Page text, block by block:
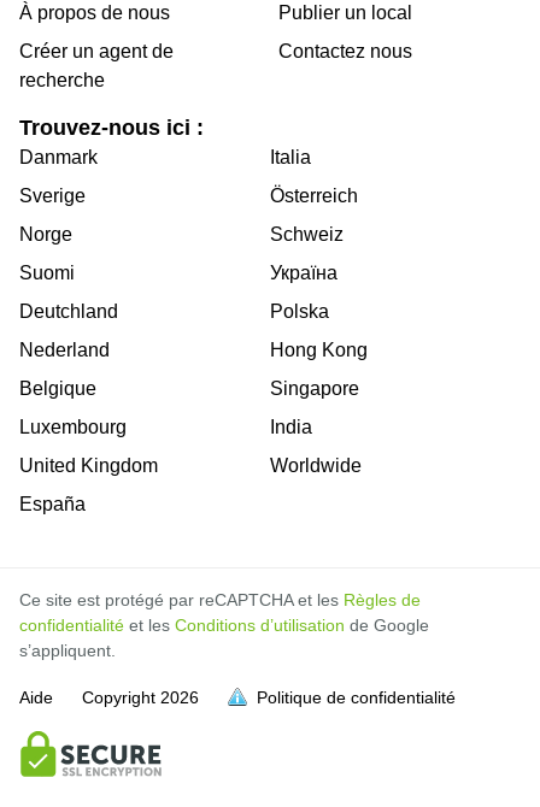
À propos de nous
Créer un agent de
recherche
Publier un local
Contactez nous
Trouvez-nous ici :
Danmark
Sverige
Norge
Suomi
Deutchland
Nederland
Belgique
Luxembourg
United Kingdom
España
Italia
Österreich
Schweiz
Україна
Polska
Hong Kong
Singapore
India
Worldwide
Ce site est protégé par reCAPTCHA et les Règles de
confidentialité et les Conditions d’utilisation de Google
s’appliquent.
Aide Copyright 2026 Politique de confidentialité